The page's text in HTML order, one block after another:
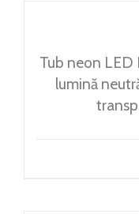
Tub neon LED
lumină